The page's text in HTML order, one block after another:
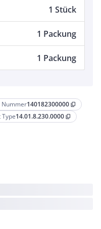
Nummer140182300000 content_copy
Type14.01.8.230.0000 content_copy
1 Stück
1 Packung
1 Packung